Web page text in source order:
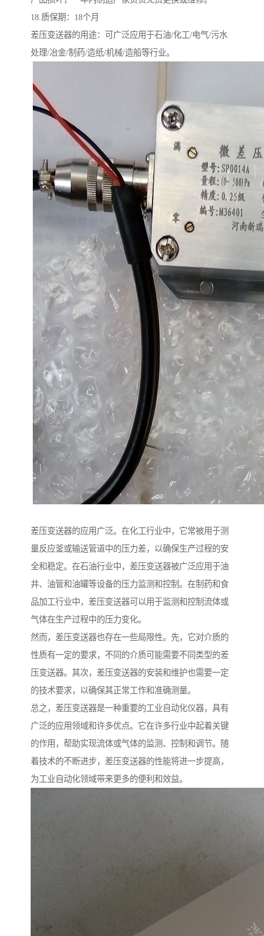
18.质保期：18个月
差压变送器的用途：可广泛应用于石油/化工/电气/污水
处理/冶金/制药/造纸/机械/造船等行业。
差压变送器的应用广泛。在化工行业中，它常被用于测
量反应釜或输送管道中的压力差，以确保生产过程的安
全和稳定。在石油行业中，差压变送器被广泛应用于油
井、油管和油罐等设备的压力监测和控制。在制药和食
品加工行业中，差压变送器可以用于监测和控制流体或
气体在生产过程中的压力变化。
然而，差压变送器也存在一些局限性。先，它对介质的
性质有一定的要求，不同的介质可能需要不同类型的差
压变送器。其次，差压变送器的安装和维护也需要一定
的技术要求，以确保其正常工作和准确测量。
总之，差压变送器是一种重要的工业自动化仪器，具有
广泛的应用领域和许多优点。它在许多行业中起着关键
的作用，帮助实现流体或气体的监测、控制和调节。随
着技术的不断进步，差压变送器的性能将进一步提高，
为工业自动化领域带来更多的便利和效益。